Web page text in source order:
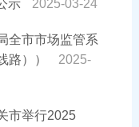
示
2025-03-24
全市市场监管系
路））
2025-
市举行2025